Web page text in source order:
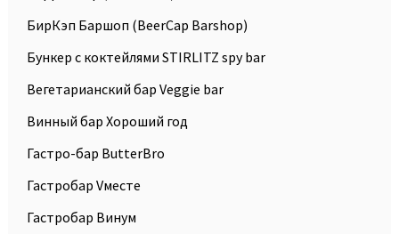
БирКэп Баршоп (BeerCap Barshop)
Бункер с коктейлями STIRLITZ spy bar
Вегетарианский бар Veggie bar
Винный бар Хороший год
Гастро-бар ButterBro
Гастробар Vместе
Гастробар Винум